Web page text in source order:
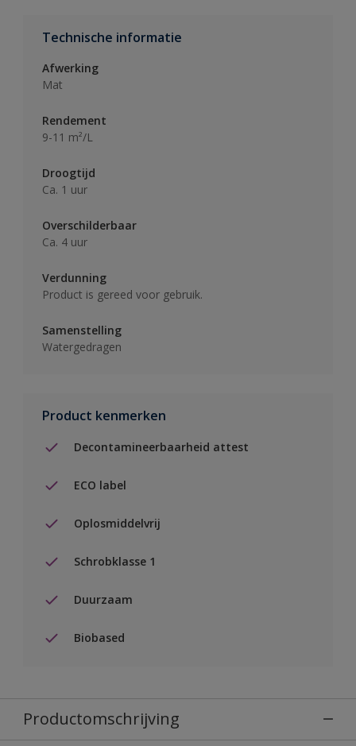
Technische informatie
Afwerking
Mat
Rendement
9-11 m²/L
Droogtijd
Ca. 1 uur
Overschilderbaar
Ca. 4 uur
Verdunning
Product is gereed voor gebruik.
Samenstelling
Watergedragen
Product kenmerken
Decontamineerbaarheid attest
ECO label
Oplosmiddelvrij
Schrobklasse 1
Duurzaam
Biobased
Productomschrijving